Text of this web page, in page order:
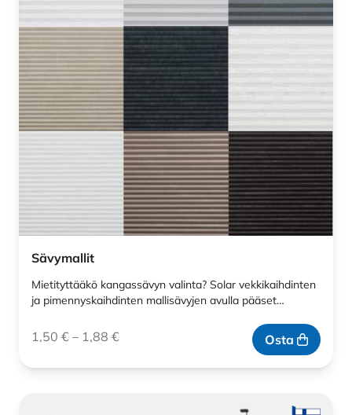
Sävymallit
Mietityttääkö kangassävyn valinta? Solar vekkikaihdinten
ja pimennyskaihdinten mallisävyjen avulla pääset…
1,50 € – 1,88 € Osta